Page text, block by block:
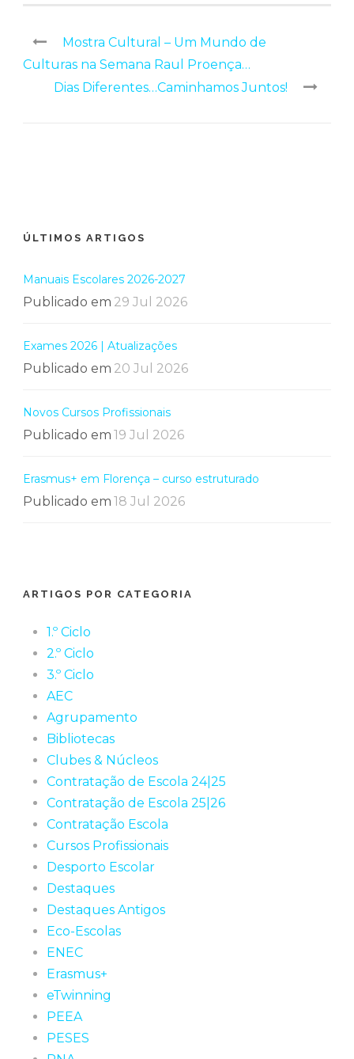
Mostra Cultural – Um Mundo de
Culturas na Semana Raul Proença…
Dias Diferentes…Caminhamos Juntos!
ÚLTIMOS ARTIGOS
Manuais Escolares 2026-2027
Publicado em 29 Jul 2026
Exames 2026 | Atualizações
Publicado em 20 Jul 2026
Novos Cursos Profissionais
Publicado em 19 Jul 2026
Erasmus+ em Florença – curso estruturado
Publicado em 18 Jul 2026
ARTIGOS POR CATEGORIA
1.º Ciclo
2.º Ciclo
3.º Ciclo
AEC
Agrupamento
Bibliotecas
Clubes & Núcleos
Contratação de Escola 24|25
Contratação de Escola 25|26
Contratação Escola
Cursos Profissionais
Desporto Escolar
Destaques
Destaques Antigos
Eco-Escolas
ENEC
Erasmus+
eTwinning
PEEA
PESES